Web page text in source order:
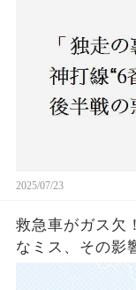
2025/07/23
救急車がガス欠
なミス、その影